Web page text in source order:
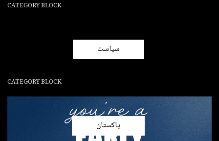
CATEGORY BLOCK
سیاست
CATEGORY BLOCK
پاکستان